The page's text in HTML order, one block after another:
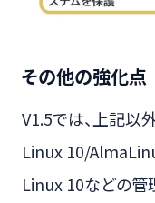
その他の強化点
V1.5では、上記以
Linux 10/
Linux 10などの管